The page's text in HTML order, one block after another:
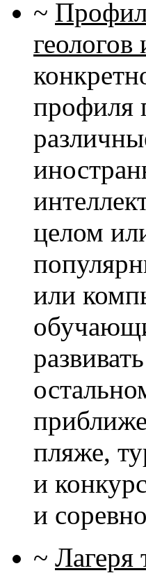
~
геологов
профиля
целом
или
пляже,
и
и
~ Лагеря